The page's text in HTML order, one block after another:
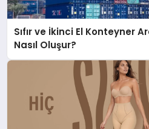
Sıfır ve İkinci El Konteyner
Nasıl Oluşur?